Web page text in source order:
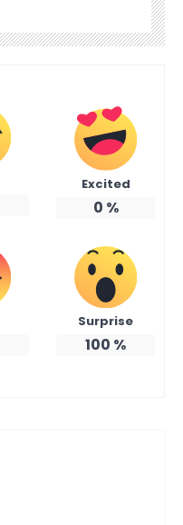
Excited
0 %
Surprise
100 %